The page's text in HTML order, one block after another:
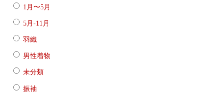
1月〜5月
5月-11月
羽織
男性着物
未分類
振袖